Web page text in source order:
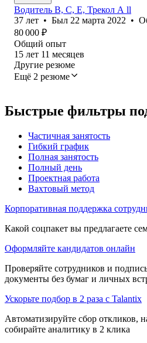
Водитель B, C, E, Трекол А ll
37 лет • Был 22 марта 2022 •
80 000 ₽
Общий опыт
15 лет 11 месяцев
Другие резюме
Ещё 2 резюме
Быстрые фильтры
Частичная занятость
Гибкий график
Полная занятость
Полный день
Проектная работа
Вахтовый метод
Корпоративная поддержка
Какой соцпакет вы предлагаете
Оформляйте кандидатов онлайн
Проверяйте сотрудников и
документы без бумаг и личных
Ускорьте подбор в 2 раза с Talantix
Автоматизируйте сбор откликов,
собирайте аналитику в 2 клика